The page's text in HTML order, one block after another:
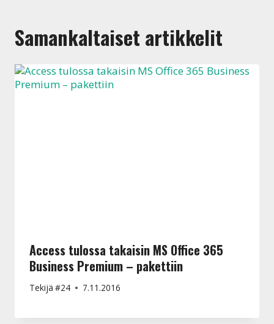
Samankaltaiset artikkelit
Access tulossa takaisin MS Office 365
Business Premium – pakettiin
Tekijä #24 7.11.2016